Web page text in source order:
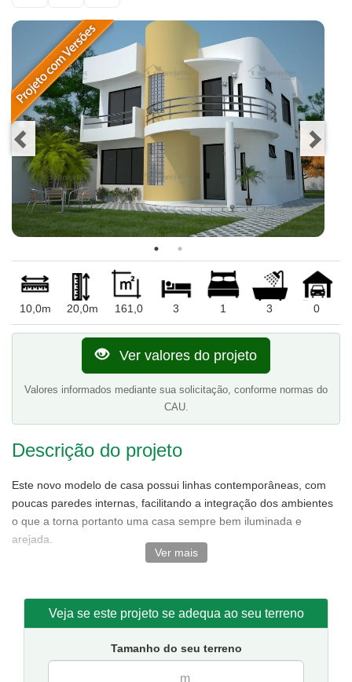
10,0m 20,0m 161,0 3 1 3 0
Ver valores do projeto
Valores informados mediante sua solicitação, conforme normas do
CAU.
Descrição do projeto
Este novo modelo de casa possui linhas contemporâneas, com
poucas paredes internas, facilitando a integração dos ambientes
o que a torna portanto uma casa sempre bem iluminada e
arejada.
No andar térreo, contém sala de estar e jantar não conjugadas
No andar superior, destaque para a suíte master com closet e
duas varandas uma ótima opção para quem prefere quartos
grandes.Além de conter mais dois quartos e um banheiro.
Ver mais
Veja se este projeto se adequa ao seu terreno
Tamanho do seu terreno